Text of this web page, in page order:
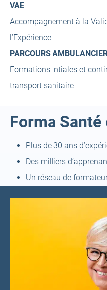
VAE
Accompagnement à la
l’Expérience
PARCOURS AMBULANCIER
Formations intiales et
transport sanitaire
Forma
Plus de 30 ans
Des milliers
Un réseau de